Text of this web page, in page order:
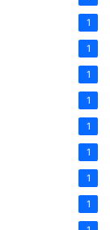
1
1
1
1
1
1
1
1